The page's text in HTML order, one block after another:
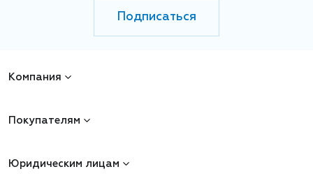
Подписаться
Компания
Покупателям
Юридическим лицам